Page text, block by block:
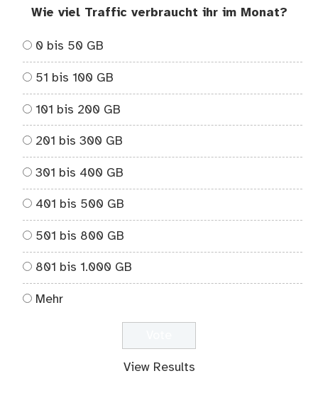
Wie viel Traffic verbraucht ihr im Monat?
0 bis 50 GB
51 bis 100 GB
101 bis 200 GB
201 bis 300 GB
301 bis 400 GB
401 bis 500 GB
501 bis 800 GB
801 bis 1.000 GB
Mehr
View Results